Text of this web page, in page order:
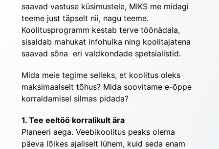
saavad vastuse küsimustele, MIKS me midagi
teeme just täpselt nii, nagu teeme.
Koolitusprogramm kestab terve töönädala,
sisaldab mahukat infohulka ning koolitajatena
saavad sõna  eri valdkondade spetsialistid.
Mida meie tegime selleks, et koolitus oleks
maksimaalselt tõhus? Mida soovitame e-õppe
korraldamisel silmas pidada?
1. Tee eeltöö korralikult ära
Planeeri aega. Veebikoolitus peaks olema
päeva lõikes ajaliselt lühem, kuid seda enam